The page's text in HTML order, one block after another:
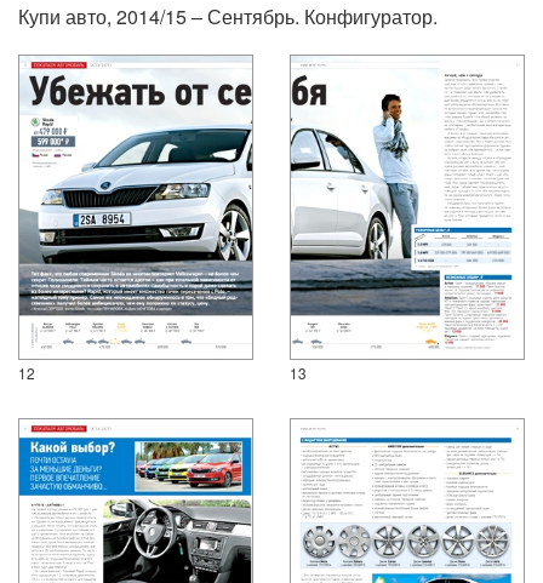
Купи авто, 2014/15 – Сентябрь. Конфигуратор.
12 13